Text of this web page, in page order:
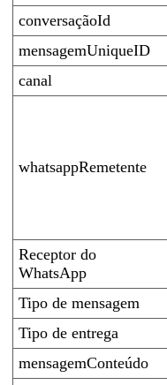
conversaçãoId
mensagemUniqueID
canal
whatsappRemetente
Receptor do
WhatsApp
Tipo de mensagem
Tipo de entrega
mensagemConteúdo